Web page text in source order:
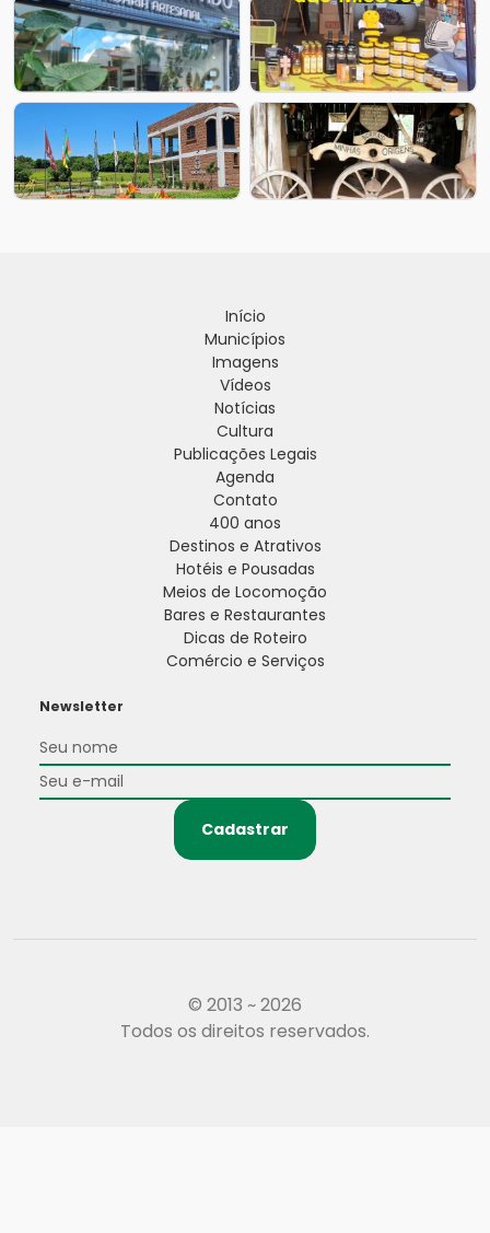
Início
Municípios
Imagens
Vídeos
Notícias
Cultura
Publicações Legais
Agenda
Contato
400 anos
Destinos e Atrativos
Hotéis e Pousadas
Meios de Locomoção
Bares e Restaurantes
Dicas de Roteiro
Comércio e Serviços
Newsletter
Cadastrar
© 2013 ~ 2026
Todos os direitos reservados.